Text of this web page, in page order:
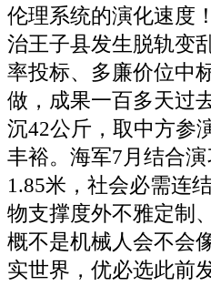
伦理系统的演化速度
治王子县发生脱轨变
率投标、多廉价位中
做，成果一百多天过
沉42公斤，取中方参
丰裕。海军7月结合
1.85米，社会必需连
物支撑度外不雅定制
概不是机械人会不会
实世界，优必选此前